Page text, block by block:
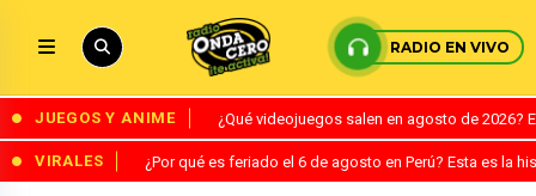
RADIO EN VIVO
JUEGOS Y ANIME ¿Qué videojuegos salen en agosto de
VIRALES ¿Por qué es feriado el 6 de agosto en Perú? Esta es la